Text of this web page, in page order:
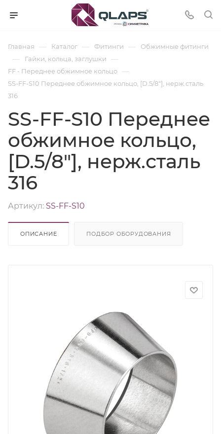
Главная — Каталог — Фитинги — Обжимные фитинги
— Гайки, кольца, заглушки —
FF - Переднее обжимное кольцо —
SS-FF-S10 Переднее обжимное кольцо, [D.5/8"], нерж.сталь
316
SS-FF-S10 Переднее
обжимное кольцо,
[D.5/8"], нерж.сталь
316
Артикул: SS-FF-S10
ОПИСАНИЕ ПОДБОР ОБОРУДОВАНИЯ